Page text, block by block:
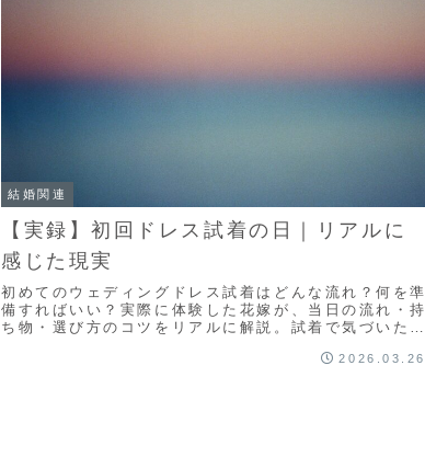
結婚関連
【実録】初回ドレス試着の日｜リアルに
感じた現実
初めてのウェディングドレス試着はどんな流れ？何を準
備すればいい？実際に体験した花嫁が、当日の流れ・持
ち物・選び方のコツをリアルに解説。試着で気づいた体
2026.03.26